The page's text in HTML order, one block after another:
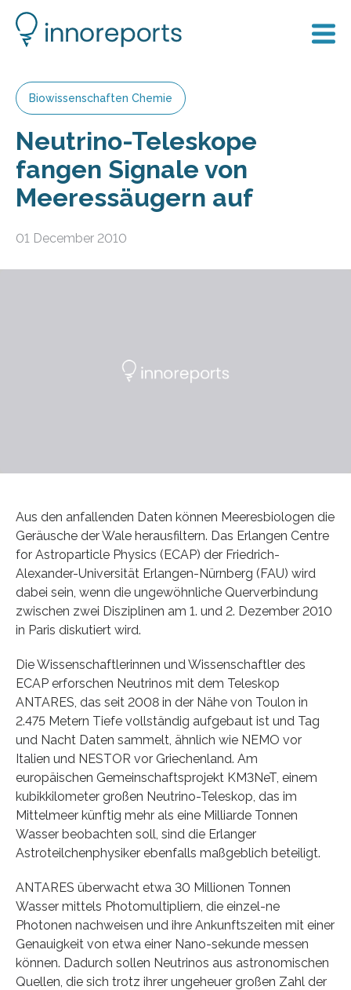
Biowissenschaften Chemie
Neutrino-Teleskope
fangen Signale von
Meeressäugern auf
01 December 2010
Aus den anfallenden Daten können Meeresbiologen die
Geräusche der Wale herausfiltern. Das Erlangen Centre
for Astroparticle Physics (ECAP) der Friedrich-
Alexander-Universität Erlangen-Nürnberg (FAU) wird
dabei sein, wenn die ungewöhnliche Querverbindung
zwischen zwei Disziplinen am 1. und 2. Dezember 2010
in Paris diskutiert wird.
Die Wissenschaftlerinnen und Wissenschaftler des
ECAP erforschen Neutrinos mit dem Teleskop
ANTARES, das seit 2008 in der Nähe von Toulon in
2.475 Metern Tiefe vollständig aufgebaut ist und Tag
und Nacht Daten sammelt, ähnlich wie NEMO vor
Italien und NESTOR vor Griechenland. Am
europäischen Gemeinschaftsprojekt KM3NeT, einem
kubikkilometer großen Neutrino-Teleskop, das im
Mittelmeer künftig mehr als eine Milliarde Tonnen
Wasser beobachten soll, sind die Erlanger
Astroteilchenphysiker ebenfalls maßgeblich beteiligt.
ANTARES überwacht etwa 30 Millionen Tonnen
Wasser mittels Photomultipliern, die einzel-ne
Photonen nachweisen und ihre Ankunftszeiten mit einer
Genauigkeit von etwa einer Nano-sekunde messen
können. Dadurch sollen Neutrinos aus astronomischen
Quellen, die sich trotz ihrer ungeheuer großen Zahl der